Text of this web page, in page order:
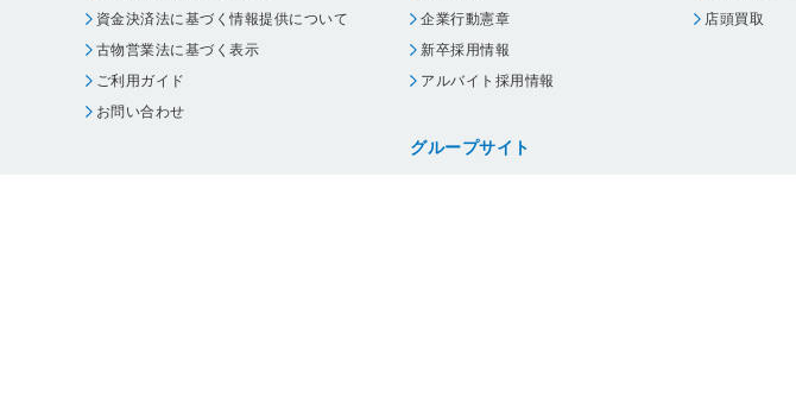
資金決済法に基づく情報提供について
古物営業法に基づく表示
ご利用ガイド
お問い合わせ
企業行動憲章
新卒採用情報
アルバイト採用情報
グループサイト
店頭買取